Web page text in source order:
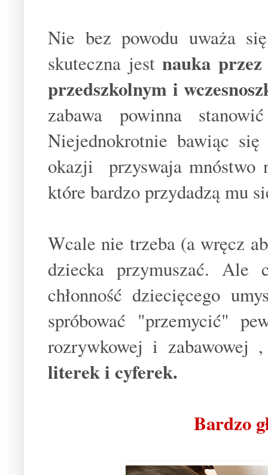
Nie bez powodu uważa
skuteczna jestnauka
przedszkolnym i
zabawa powinna
Niejednokrotnie bawiąc
okazji przyswaja mnóstwo
które bardzo przydadzą mu
Wcale nie trzeba (a wręcz
dziecka przymuszać. Ale
chłonność dziecięcego
spróbować "przemycić"
rozrywkowej i
literek i cyferek.
Bardzo